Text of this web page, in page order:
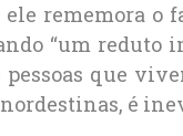
rememora o
“um reduto
que
é